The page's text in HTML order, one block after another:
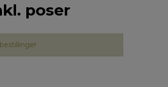
poser